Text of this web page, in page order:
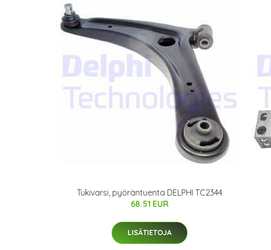
Tukivarsi, pyöräntuenta DELPHI TC2344
68.51 EUR
LISÄTIETOJA